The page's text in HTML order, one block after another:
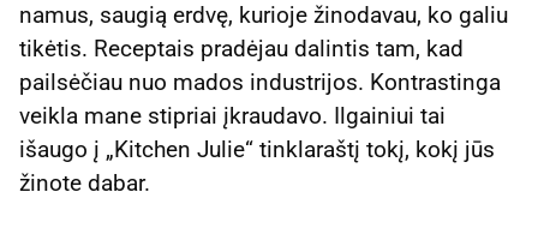
namus, saugią erdvę, kurioje žinodavau, ko galiu
tikėtis. Receptais pradėjau dalintis tam, kad
pailsėčiau nuo mados industrijos. Kontrastinga
veikla mane stipriai įkraudavo. Ilgainiui tai
išaugo į „Kitchen Julie“ tinklaraštį tokį, kokį jūs
žinote dabar.